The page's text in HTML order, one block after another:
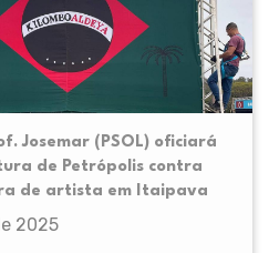
Josemar (PSOL) oficiará
de Petrópolis contra
de artista em Itaipava
2025